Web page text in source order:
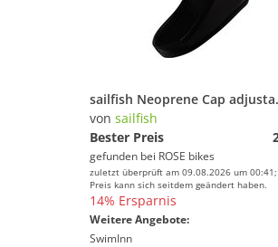
von sailfish
Bester Preis
gefunden bei ROSE bikes
zuletzt überprüft am 09.08.2026 um
Preis kann sich seitdem geändert haben.
14% Ersparnis
Weitere Angebote:
SwimInn